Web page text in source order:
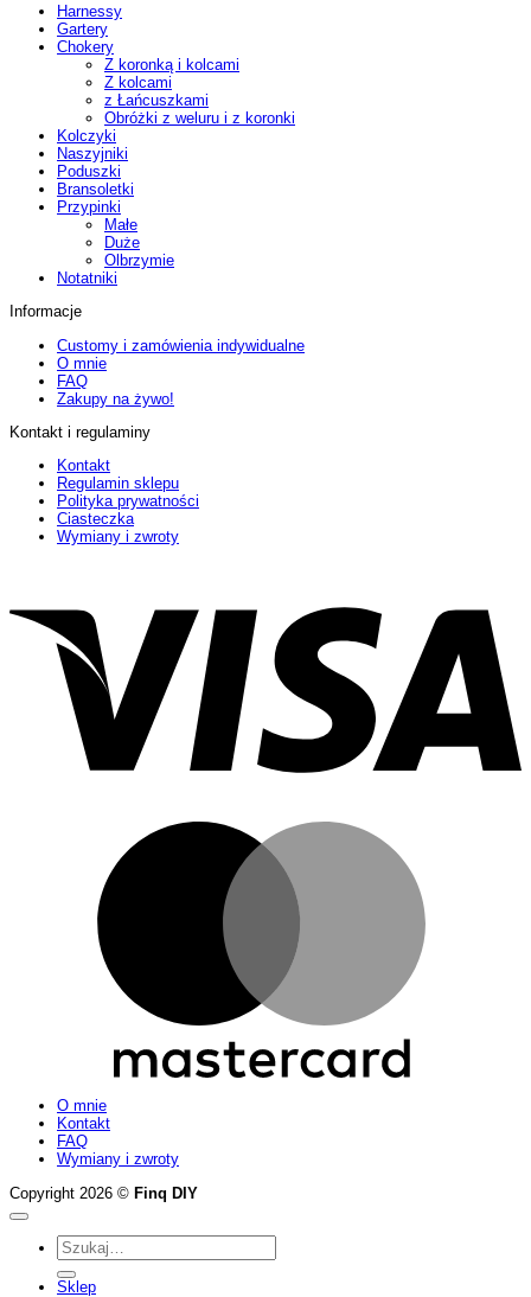
Harnessy
Gartery
Chokery
Z koronką i kolcami
Z kolcami
z Łańcuszkami
Obróżki z weluru i z koronki
Kolczyki
Naszyjniki
Poduszki
Bransoletki
Przypinki
Małe
Duże
Olbrzymie
Notatniki
Informacje
Customy i zamówienia indywidualne
O mnie
FAQ
Zakupy na żywo!
Kontakt i regulaminy
Kontakt
Regulamin sklepu
Polityka prywatności
Ciasteczka
Wymiany i zwroty
O mnie
Kontakt
FAQ
Wymiany i zwroty
Copyright 2026 © Finq DIY
Szukaj:
Sklep